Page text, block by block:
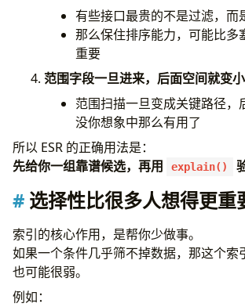
有些接口最贵的不是过滤，而
那么保住排序能力，可能比多
重要
范围字段一旦进来，后面空间就变小
范围扫描一旦变成关键路径，
没你想象中那么有用了
所以 ESR 的正确用法是：
先给你一组靠谱候选，再用
explain()
选择性比很多人想得更重
索引的核心作用，是帮你少做事。
如果一个条件几乎筛不掉数据，那这个索
也可能很弱。
例如：